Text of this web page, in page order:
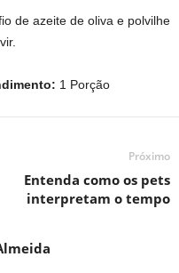
de azeite de oliva e polvilhe
1 Porção
Próximo
Entenda como os pets
interpretam o tempo